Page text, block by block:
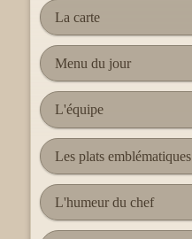
La carte
Menu du jour
L'équipe
Les plats emblématiques
L'humeur du chef